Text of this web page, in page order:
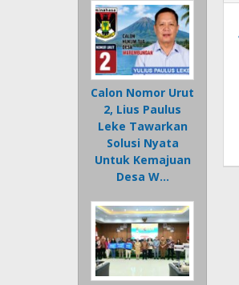
Calon Nomor Urut
2, Lius Paulus
Leke Tawarkan
Solusi Nyata
Untuk Kemajuan
Desa W…